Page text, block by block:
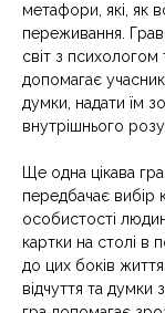
метафори, які, як
переживання.
світ з
допомагає
думки, надати їм
внутрішнього
Ще одна цікава
передбачає вибір
особистості
картки на столі в
до цих боків
відчуття та